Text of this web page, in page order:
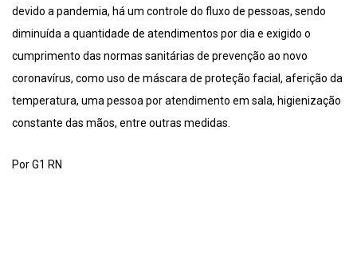
devido a pandemia, há um controle do fluxo de pessoas, sendo
diminuída a quantidade de atendimentos por dia e exigido o
cumprimento das normas sanitárias de prevenção ao novo
coronavírus, como uso de máscara de proteção facial, aferição da
temperatura, uma pessoa por atendimento em sala, higienização
constante das mãos, entre outras medidas.
Por G1 RN